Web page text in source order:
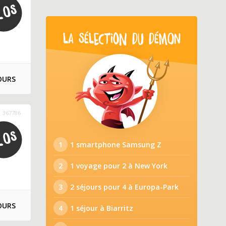
367786
LA SÉLECTION DU DÉMON
1 1 smartphone Samsung Z
2 1 voyage pour 2 à New York
3 2 séjours pour 4 à Europa-Park
4 1 séjour à Biarritz